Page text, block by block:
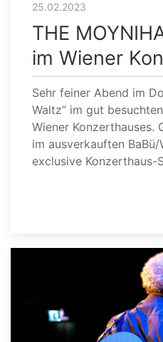
25.02.2023
THE
im Wiener
Sehr feiner Abend im
Waltz” im gut
Wiener Konzerthauses.
im ausverkauften
exclusive Konzerthaus-